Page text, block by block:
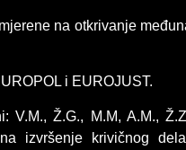
na otkrivanje
i EUROJUST.
V.M., Ž.G., M.M, A.M.,
izvršenje krivičnog